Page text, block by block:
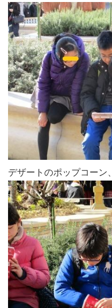
デザートのポップコーン、